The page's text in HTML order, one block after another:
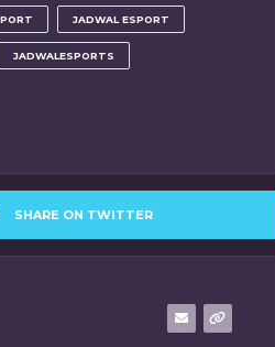
JADWAL ESPORT
JADWALESPORTS
SHARE ON TWITTER